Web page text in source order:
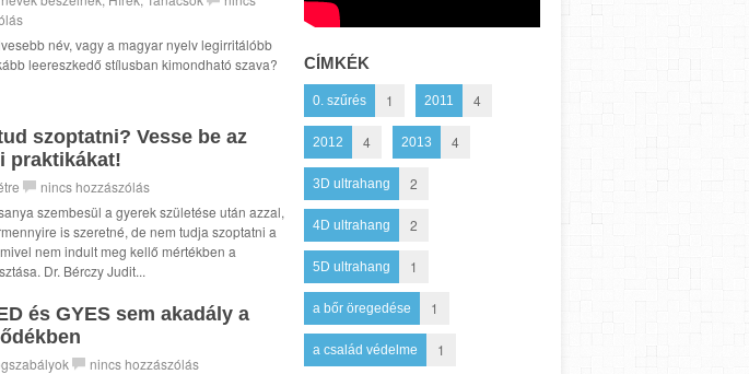
név, vagy a magyar nyelv legirritálóbb
leereszkedő stílusban kimondható szava?
szoptatni? Vesse be az
praktikákat!
nincs hozzászólás
szembesül a gyerek születése után azzal,
is szeretné, de nem tudja szoptatni a
nem indult meg kellő mértékben a
Dr. Bérczy Judit...
és GYES sem akadály a
nincs hozzászólás
CÍMKÉK
0. szűrés 1 2011 4
2012 4 2013 4
3D ultrahang 2
4D ultrahang 2
5D ultrahang 1
a bőr öregedése 1
a család védelme 1